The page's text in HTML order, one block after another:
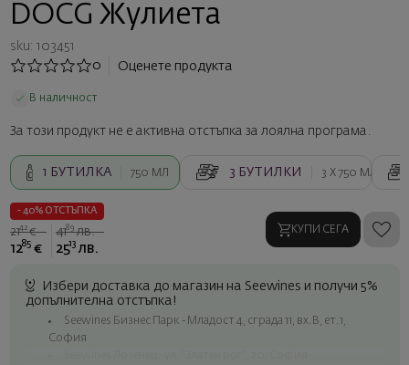
DOCG Жулиета
sku: 103451
0
Оценете продукта
В наличност
За този продукт не е активна отстъпка за лоялна програма.
1 БУТИЛКА 750 МЛ 3 БУТИЛКИ 3 X750 МЛ
- 40% ОТСТЪПКА
2142 € 4189 лв.
1285 € 2513 лв.
КУПИ СЕГА
Избери доставка до магазин на Seewines и получи 5%
допълнителна отстъпка!
Seewines Бизнес Парк - Младост 4, сграда 11, вх.В, ет.1,
София